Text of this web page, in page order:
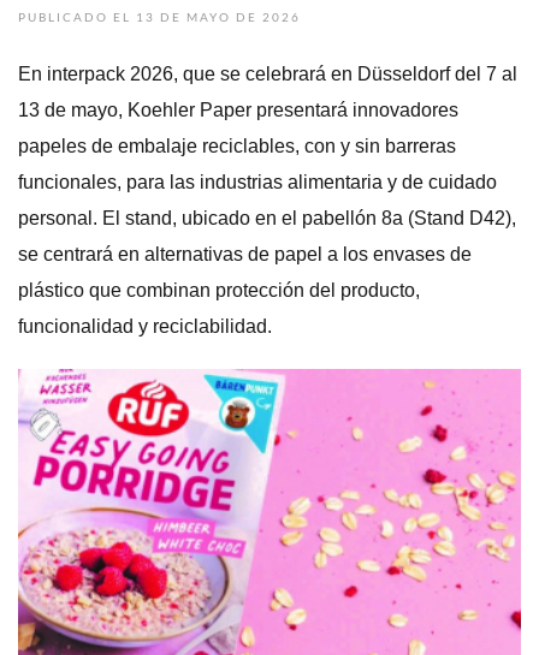
PUBLICADO EL 13 DE MAYO DE 2026
En interpack 2026, que se celebrará en Düsseldorf del 7 al
13 de mayo, Koehler Paper presentará innovadores
papeles de embalaje reciclables, con y sin barreras
funcionales, para las industrias alimentaria y de cuidado
personal. El stand, ubicado en el pabellón 8a (Stand D42),
se centrará en alternativas de papel a los envases de
plástico que combinan protección del producto,
funcionalidad y reciclabilidad.